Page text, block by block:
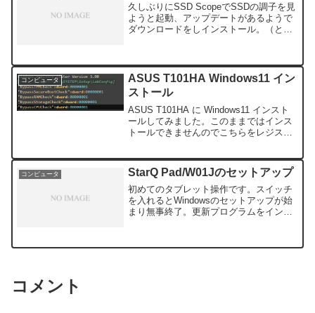
久しぶりにSSD ScopeでSSDの調子を見
ようと起動、アップデートがあるようで
ダウンロードをしインストール。（とり
しずつ寿命が縮まっていくとしたら何年
もつのでしょ...
コンピュータ
ASUS T101HA Windows11 イン
ストール
ASUS T101HA に Windows11 インスト
ールしてみました。このままではインス
トールできませんのでこちらをレジスト
バスターのインストールを始めるとメモ
リー...
コンピュータ StarQ Pad/W01Jのセットアップ
初めてのタブレット操作です。スイッチ
を入れるとWindowsのセットアップが始
まり無事終了。更新プログラムをインス
グレードをしょうとStarQ Pad...
コメント